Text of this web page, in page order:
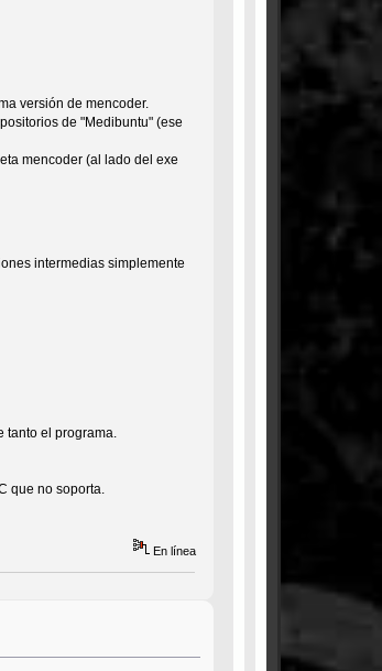
versión de mencoder.
de "Medibuntu" (ese
mencoder (al lado del exe
intermedias simplemente
tanto el programa.
que no soporta.
En línea